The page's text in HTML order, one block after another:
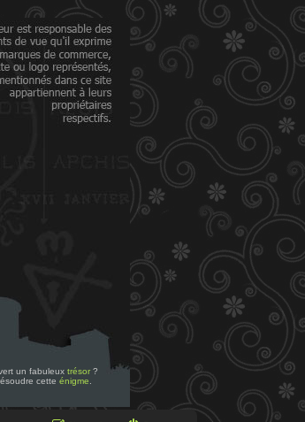
un fabuleux trésor ?
cette énigme